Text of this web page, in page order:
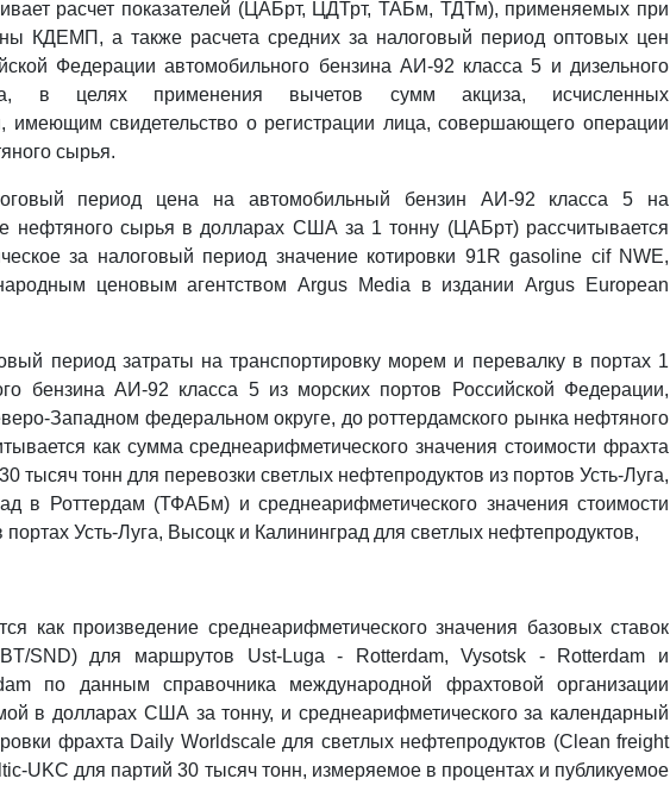
расчет показателей (ЦАБрт, ЦДТрт, ТАБм, ТДТм), применяемых при
КДЕМП, а также расчета средних за налоговый период оптовых цен
Федерации автомобильного бензина АИ-92 класса 5 и дизельного
в целях применения вычетов сумм акциза, исчисленных
имеющим свидетельство о регистрации лица, совершающего операции
сырья.
период цена на автомобильный бензин АИ-92 класса 5 на
нефтяного сырья в долларах США за 1 тонну (ЦАБрт) рассчитывается
за налоговый период значение котировки 91R gasoline cif NWE,
ценовым агентством Argus Media в издании Argus European
период затраты на транспортировку морем и перевалку в портах 1
бензина АИ-92 класса 5 из морских портов Российской Федерации,
Западном федеральном округе, до роттердамского рынка нефтяного
как сумма среднеарифметического значения стоимости фрахта
тысяч тонн для перевозки светлых нефтепродуктов из портов Усть-Луга,
в Роттердам (ТФАБм) и среднеарифметического значения стоимости
Усть-Луга, Высоцк и Калининград для светлых нефтепродуктов,
как произведение среднеарифметического значения базовых ставок
SND) для маршрутов Ust-Luga - Rotterdam, Vysotsk - Rotterdam и
по данным справочника международной фрахтовой организации
в долларах США за тонну, и среднеарифметического за календарный
фрахта Daily Worldscale для светлых нефтепродуктов (Clean freight
UKC для партий 30 тысяч тонн, измеряемое в процентах и публикуемое